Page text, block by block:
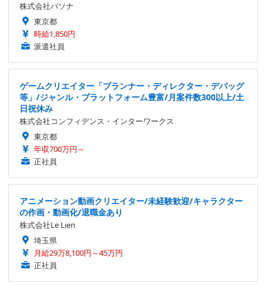
株式会社パソナ
東京都
時給1,850円
派遣社員
ゲームクリエイター「プランナー・ディレクター・デバッグ
等」/ジャンル・プラットフォーム豊富/月案件数300以上/土
日祝休み
株式会社コンフィデンス・インターワークス
東京都
年収700万円～
正社員
アニメーション動画クリエイター/未経験歓迎/キャラクター
の作画・動画化/退職金あり
株式会社Le Lien
埼玉県
月給29万8,100円～45万円
正社員